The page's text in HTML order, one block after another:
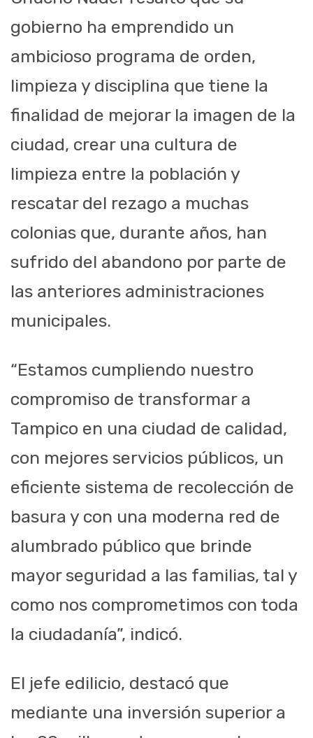
gobierno ha emprendido un
ambicioso programa de orden,
limpieza y disciplina que tiene la
finalidad de mejorar la imagen de la
ciudad, crear una cultura de
limpieza entre la población y
rescatar del rezago a muchas
colonias que, durante años, han
sufrido del abandono por parte de
las anteriores administraciones
municipales.
“Estamos cumpliendo nuestro
compromiso de transformar a
Tampico en una ciudad de calidad,
con mejores servicios públicos, un
eficiente sistema de recolección de
basura y con una moderna red de
alumbrado público que brinde
mayor seguridad a las familias, tal y
como nos comprometimos con toda
la ciudadanía”, indicó.
El jefe edilicio, destacó que
mediante una inversión superior a